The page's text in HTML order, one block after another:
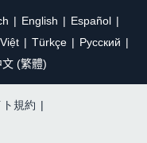
English
Español
Türkçe
Ρусский
文 (繁體)
規約 |